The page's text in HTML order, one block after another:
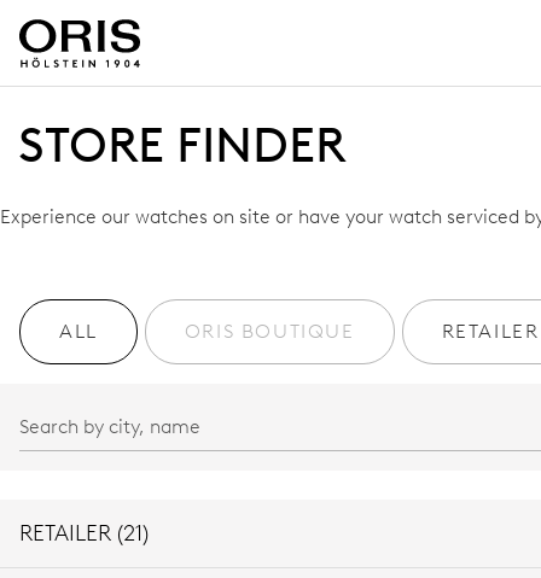
STORE FINDER
Experience our watches on site or have your watch serviced
ALL ORIS BOUTIQUE RETAILER
RETAILER (21)